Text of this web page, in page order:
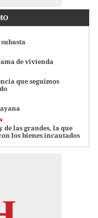
de vivienda
que seguimos
de las grandes, la que
los bienes incautados